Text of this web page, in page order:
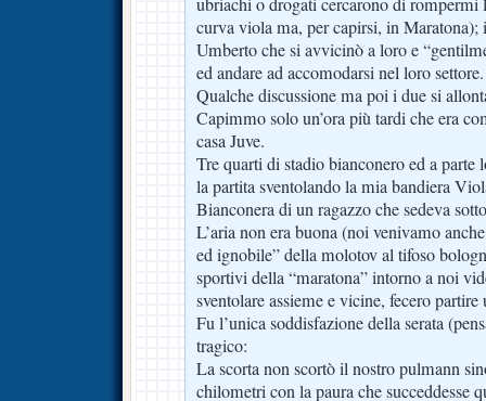
curva viola ma, per capirsi, in Maratona);
Umberto che si avvicinò a loro e
ed andare ad accomodarsi nel loro settore.
Qualche discussione ma poi i due si
Capimmo solo un’ora più tardi che era
casa Juve.
Tre quarti di stadio bianconero ed a
la partita sventolando la mia bandiera
Bianconera di un ragazzo che sedeva
L’aria non era buona (noi venivamo
ed ignobile” della molotov al tifoso
sportivi della “maratona” intorno a noi
sventolare assieme e vicine, fecero partire
Fu l’unica soddisfazione della serata
tragico:
La scorta non scortò il nostro pulmann
chilometri con la paura che succeddesse